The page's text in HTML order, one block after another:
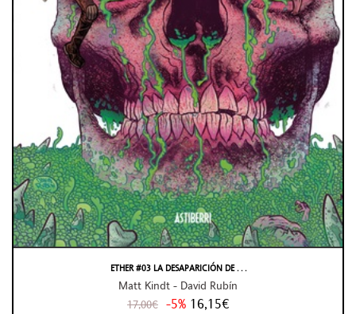
ETHER #03 LA DESAPARICIÓN DE . . .
Matt Kindt - David Rubín
17,00€ -5% 16,15€